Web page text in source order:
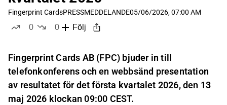
Fingerprint CardsPRESSMEDDELANDE05/06/2026, 07:00 AM
0
0
Följ
Fingerprint Cards AB (FPC) bjuder in till
telefonkonferens och en webbsänd presentation
av resultatet för det första kvartalet 2026, den 13
maj 2026 klockan 09:00 CEST.